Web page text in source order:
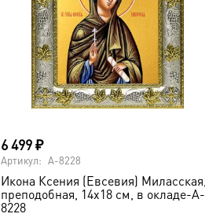
6 499₽
Артикул: A-8228
Икона Ксения (Евсевия) Миласская,
преподобная, 14х18 см, в окладе-A-
8228